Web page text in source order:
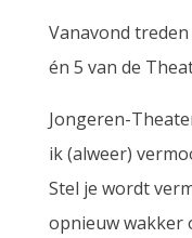
Vanavond
én 5 van de
Jongeren-
ik (alweer)
Stel je wordt
opnieuw wakker